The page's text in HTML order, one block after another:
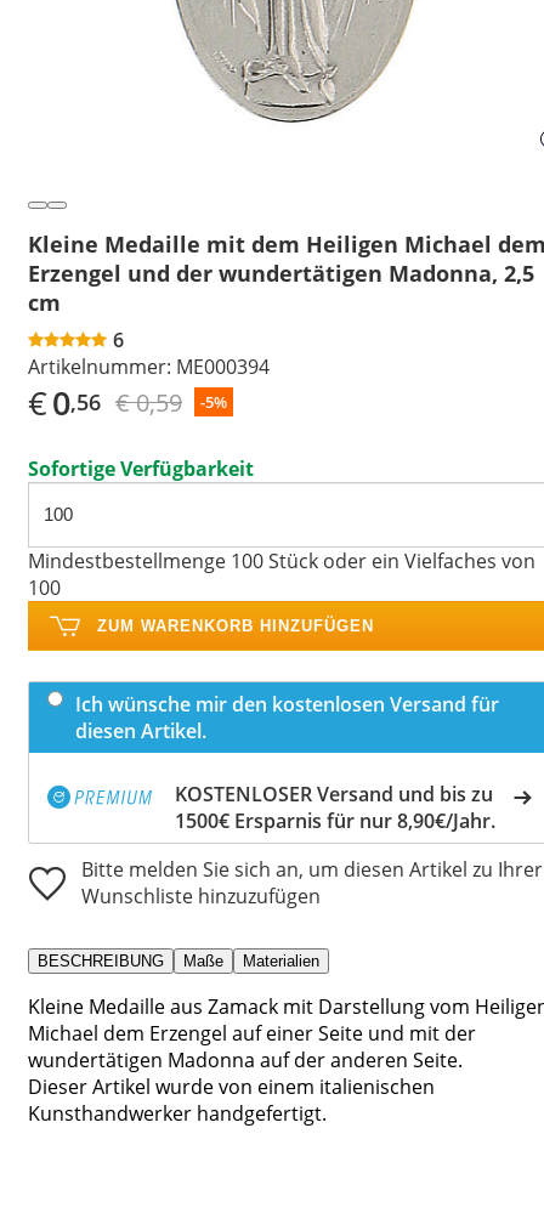
Kleine Medaille mit dem Heiligen Michael
Erzengel und der wundertätigen Madonna, 2,5
cm
6
Artikelnummer: ME000394
€0,56 € 0,59 -5%
Sofortige Verfügbarkeit
Mindestbestellmenge 100 Stück oder ein Vielfaches von
100
ZUM WARENKORB HINZUFÜGEN
Ich wünsche mir den kostenlosen Versand für
diesen Artikel.
KOSTENLOSER Versand und bis zu
1500€ Ersparnis für nur 8,90€/Jahr.
Bitte melden Sie sich an, um diesen Artikel zu Ihrer
Wunschliste hinzuzufügen
BESCHREIBUNG Maße Materialien
Kleine Medaille aus Zamack mit Darstellung vom
Michael dem Erzengel auf einer Seite und mit der
wundertätigen Madonna auf der anderen Seite.
Dieser Artikel wurde von einem italienischen
Kunsthandwerker handgefertigt.